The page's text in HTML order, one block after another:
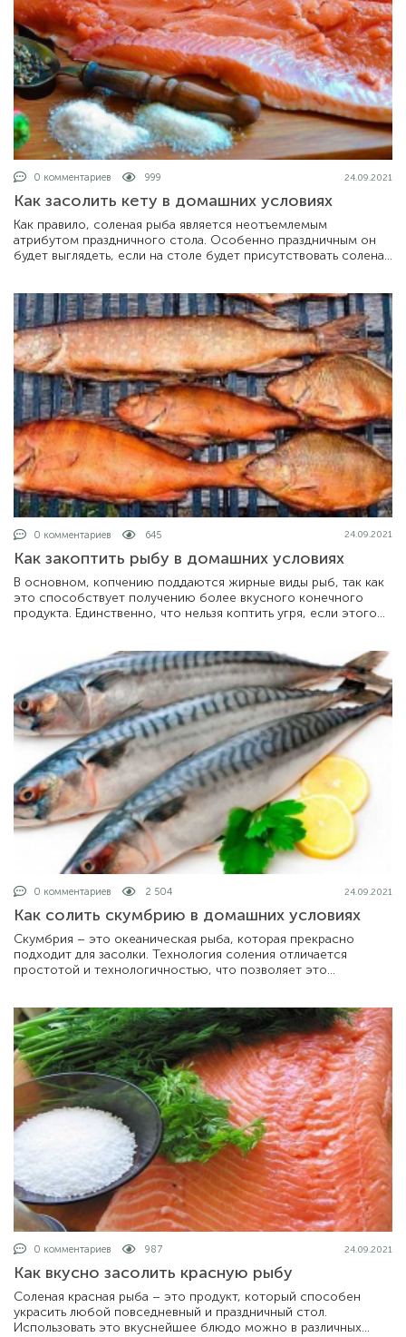
0 комментариев 999 24.09.2021
Как засолить кету в домашних условиях
Как правило, соленая рыба является неотъемлемым
атрибутом праздничного стола. Особенно праздничным он
будет выглядеть, если на столе будет присутствовать соленая
0 комментариев 645 24.09.2021
Как закоптить рыбу в домашних условиях
В основном, копчению поддаются жирные виды рыб, так как
это способствует получению более вкусного конечного
продукта. Единственно, что нельзя коптить угря, если этого
0 комментариев 2 504 24.09.2021
Как солить скумбрию в домашних условиях
Скумбрия – это океаническая рыба, которая прекрасно
подходит для засолки. Технология соления отличается
простотой и технологичностью, что позволяет это
0 комментариев 987 24.09.2021
Как вкусно засолить красную рыбу
Соленая красная рыба – это продукт, который способен
украсить любой повседневный и праздничный стол.
Использовать это вкуснейшее блюдо можно в различных